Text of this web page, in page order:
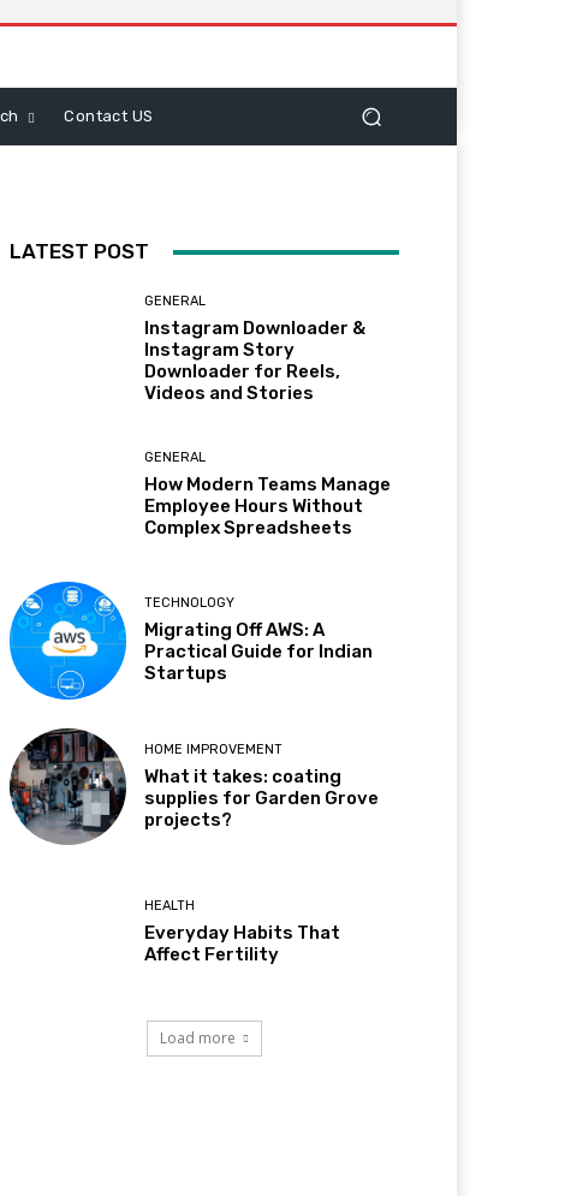
Contact US
LATEST POST
GENERAL
Instagram Downloader &
Instagram Story
Downloader for Reels,
Videos and Stories
GENERAL
How Modern Teams Manage
Employee Hours Without
Complex Spreadsheets
TECHNOLOGY
Migrating Off AWS: A
Practical Guide for Indian
Startups
HOME IMPROVEMENT
What it takes: coating
supplies for Garden Grove
projects?
HEALTH
Everyday Habits That
Affect Fertility
Load more